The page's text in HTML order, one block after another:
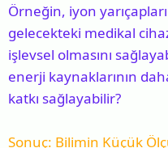
Örneğin, iyon
gelecekteki medikal
işlevsel olmasını
enerji kaynaklarının
katkı sağlayabilir?
Sonuç: Bilimin Küçük